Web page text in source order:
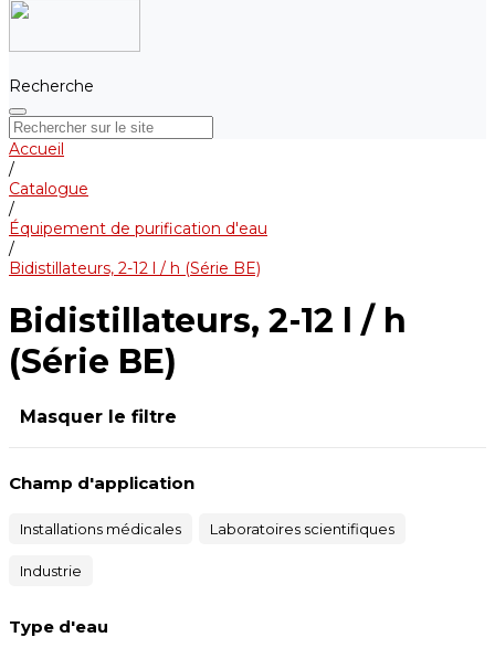
Recherche
Accueil
/
Catalogue
/
Équipement de purification d'eau
/
Bidistillateurs, 2-12 l / h (Série BE)
Bidistillateurs, 2-12 l / h
(Série BE)
Masquer le filtre
Champ d'application
Installations médicales Laboratoires scientifiques
Industrie
Type d'eau